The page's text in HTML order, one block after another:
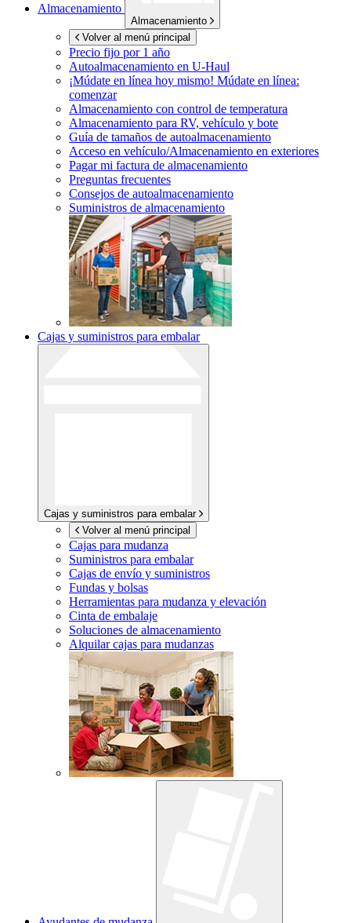
Almacenamiento
Almacenamiento
Volver al menú principal
Precio fijo por 1 año
Autoalmacenamiento en U-Haul
¡Múdate en línea hoy mismo! Múdate en línea:
comenzar
Almacenamiento con control de temperatura
Almacenamiento para RV, vehículo y bote
Guía de tamaños de autoalmacenamiento
Acceso en vehículo/Almacenamiento en exteriores
Pagar mi factura de almacenamiento
Preguntas frecuentes
Consejos de autoalmacenamiento
Suministros de almacenamiento
Cajas y suministros para embalar
Cajas y suministros para embalar
Volver al menú principal
Cajas para mudanza
Suministros para embalar
Cajas de envío y suministros
Fundas y bolsas
Herramientas para mudanza y elevación
Cinta de embalaje
Soluciones de almacenamiento
Alquilar cajas para mudanzas